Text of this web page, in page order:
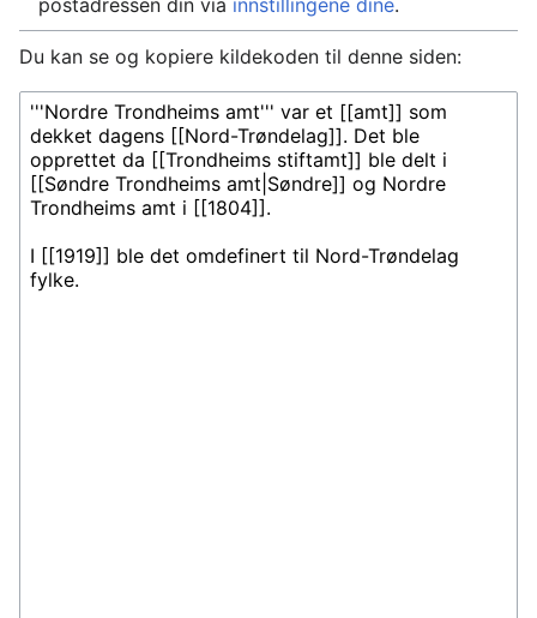
postadressen din via innstillingene dine.
Du kan se og kopiere kildekoden til denne siden: